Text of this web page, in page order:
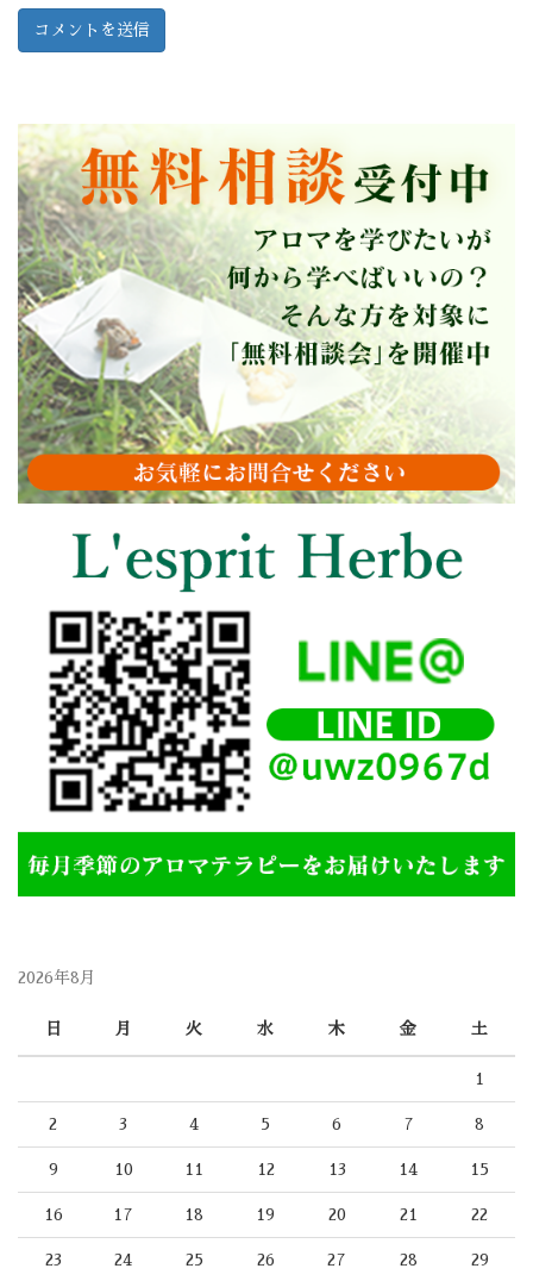
2026年8月
日 月 火 水 木 金 土
1
2 3 4 5 6 7 8
9 10 11 12 13 14 15
16 17 18 19 20 21 22
23 24 25 26 27 28 29